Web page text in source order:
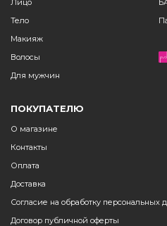
Лицо
Тело
Макияж
Волосы
Для мужчин
ПОКУПАТЕЛЮ
О магазине
Контакты
Оплата
Доставка
Согласие на обработку персональных
Договор публичной оферты